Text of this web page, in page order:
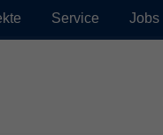
Service Jobs